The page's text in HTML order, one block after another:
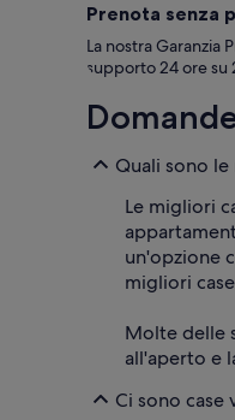
Prenota senza
La nostra Garanzia
supporto 24 ore su
Quali sono
Le migliori
un'opzione
migliori
Molte delle
all'aperto e
Ci sono case